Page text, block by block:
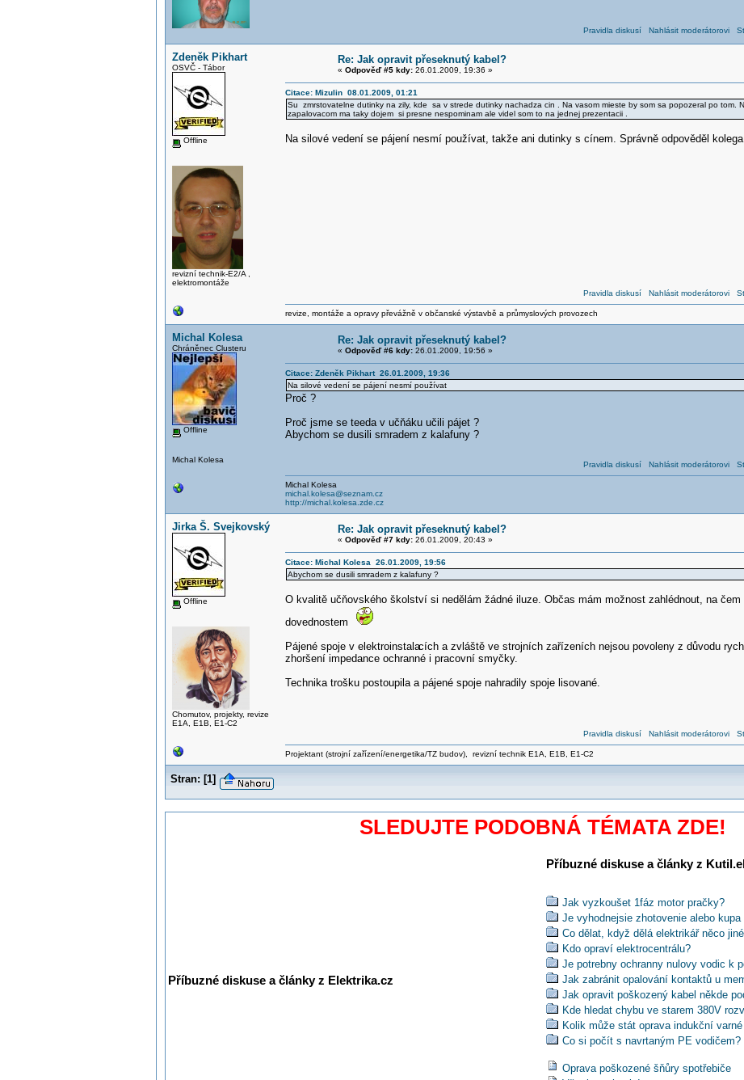
Pravidla diskusí Nahlásit moderátorovi
Zdeněk Pikhart
OSVČ - Tábor
Offline
revizní technik-E2/A ,
elektromontáže
Re: Jak opravit přeseknutý kabel?
« Odpověď #5 kdy:26.01.2009, 19:36 »
Citace: Mizulin 08.01.2009, 01:21
Su zmrstovatelne dutinky na zily, kde sa v strede dutinky nachadza cin . Na vasom mieste by som sa popozeral po tom.
zapalovacom ma taky dojem si presne nespominam ale videl som to na jednej prezentacii .
Na silové vedení se pájení nesmí používat, takže ani dutinky s cínem. Správně odpověděl kolega
Pravidla diskusí Nahlásit moderátorovi
revize, montáže a opravy převážně v občanské výstavbě a průmyslových provozech
Michal Kolesa
Chráněnec Clusteru
Offline
Michal Kolesa
Re: Jak opravit přeseknutý kabel?
« Odpověď #6 kdy:26.01.2009, 19:56 »
Citace: Zdeněk Pikhart 26.01.2009, 19:36
Na silové vedení se pájení nesmí používat
Proč ?
Proč jsme se teeda v učňáku učili pájet ?
Abychom se dusili smradem z kalafuny ?
Pravidla diskusí Nahlásit moderátorovi
Michal Kolesa
michal.kolesa@seznam.cz
http://michal.kolesa.zde.cz
Jirka Š. Svejkovský
Offline
Chomutov, projekty, revize
E1A, E1B, E1-C2
Re: Jak opravit přeseknutý kabel?
« Odpověď #7 kdy:26.01.2009, 20:43 »
Citace: Michal Kolesa 26.01.2009, 19:56
Abychom se dusili smradem z kalafuny ?
O kvalitě učňovského školství si nedělám žádné iluze. Občas mám možnost zahlédnout, na
dovednostem
Pájené spoje v elektroinstalacích a zvláště ve strojních zařízeních nejsou povoleny z důvodu
zhoršení impedance ochranné i pracovní smyčky.
Technika trošku postoupila a pájené spoje nahradily spoje lisované.
Pravidla diskusí Nahlásit moderátorovi
Projektant (strojní zařízení/energetika/TZ budov), revizní technik E1A, E1B, E1-C2
Stran: [1]
SLEDUJTE PODOBNÁ TÉMATA ZDE!
Příbuzné diskuse a články z Elektrika.cz
Příbuzné diskuse a články z
Jak vyzkoušet 1fáz motor pračky?
Je vyhodnejsie zhotovenie alebo
Co dělat, když dělá elektrikář něco
Kdo opraví elektrocentrálu?
Je potrebny ochranny nulovy vodic k
Jak zabránit opalování kontaktů u
Jak opravit poškozený kabel někde
Kde hledat chybu ve starem 380V
Kolik může stát oprava indukční
Co si počít s navrtaným PE vodičem?
Jak opravit přívodní šňůru ponorného
Oprava poškozené šňůry spotřebiče